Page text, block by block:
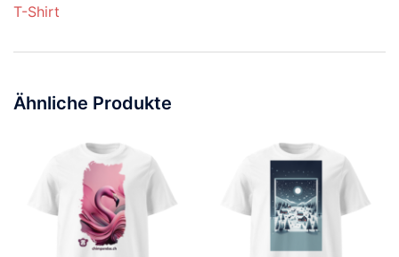
T-Shirt
Ähnliche Produkte